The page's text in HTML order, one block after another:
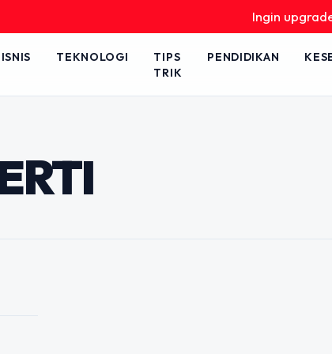
Ingin upgrade
TEKNOLOGI
TIPS
TRIK
PENDIDIKAN
Properti Sepi
yang Bikin
lokasi strategis dan harga